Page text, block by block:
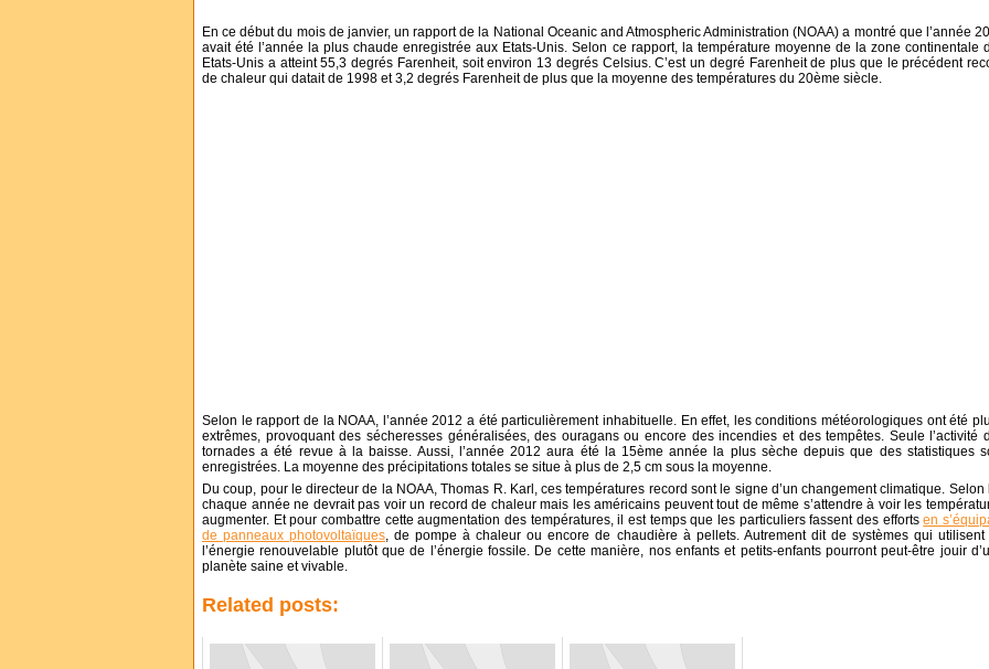
En ce début du mois de janvier, un rapport de la National Oceanic and Atmospheric Administration (NOAA) a montré que l’année
avait été l’année la plus chaude enregistrée aux Etats-Unis. Selon ce rapport, la température moyenne de la zone continentale
Etats-Unis a atteint 55,3 degrés Farenheit, soit environ 13 degrés Celsius. C’est un degré Farenheit de plus que le précédent
de chaleur qui datait de 1998 et 3,2 degrés Farenheit de plus que la moyenne des températures du 20ème siècle.
Selon le rapport de la NOAA, l’année 2012 a été particulièrement inhabituelle. En effet, les conditions météorologiques ont été
extrêmes, provoquant des sécheresses généralisées, des ouragans ou encore des incendies et des tempêtes. Seule l’activité
tornades a été revue à la baisse. Aussi, l’année 2012 aura été la 15ème année la plus sèche depuis que des statistiques
enregistrées. La moyenne des précipitations totales se situe à plus de 2,5 cm sous la moyenne.
Du coup, pour le directeur de la NOAA, Thomas R. Karl, ces températures record sont le signe d’un changement climatique. Selon
chaque année ne devrait pas voir un record de chaleur mais les américains peuvent tout de même s’attendre à voir les
augmenter. Et pour combattre cette augmentation des températures, il est temps que les particuliers fassent des effortsen
de panneaux photovoltaïques , de pompe à chaleur ou encore de chaudière à pellets. Autrement dit de systèmes qui utilisent
l’énergie renouvelable plutôt que de l’énergie fossile. De cette manière, nos enfants et petits-enfants pourront peut-être jouir
planète saine et vivable.
Related posts: